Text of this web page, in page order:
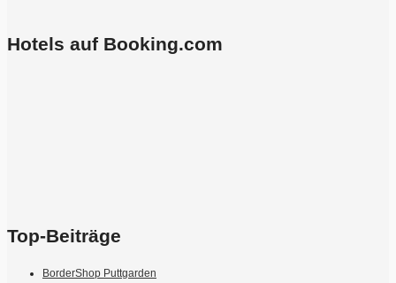
Hotels auf Booking.com
Top-Beiträge
BorderShop Puttgarden